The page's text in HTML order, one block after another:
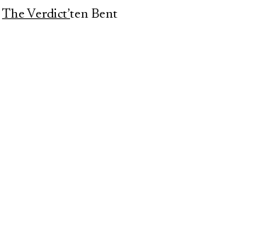
The Verdict’ten Bent